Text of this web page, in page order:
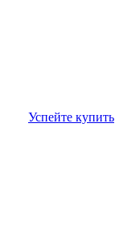
Успейте купить